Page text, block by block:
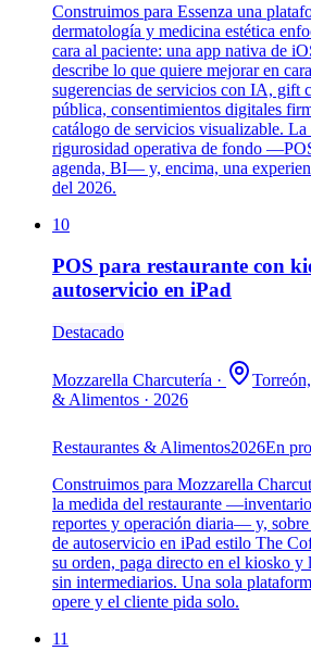
Construimos para Essenza una
dermatología y medicina estética
cara al paciente: una app nativa de
describe lo que quiere mejorar en
sugerencias de servicios con IA, gift
pública, consentimientos digitales
catálogo de servicios visualizable.
rigurosidad operativa de fondo
agenda, BI— y, encima, una
del 2026.
10
POS para restaurante con
autoservicio en iPad
Destacado
Mozzarella Charcutería ·
& Alimentos · 2026
Restaurantes & Alimentos2026En
Construimos para Mozzarella
la medida del restaurante
reportes y operación diaria— y,
de autoservicio en iPad estilo The
su orden, paga directo en el kiosko y
sin intermediarios. Una sola
opere y el cliente pida solo.
11